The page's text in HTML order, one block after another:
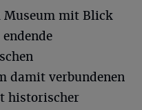
Museum mit Blick
damit verbundenen
historischer